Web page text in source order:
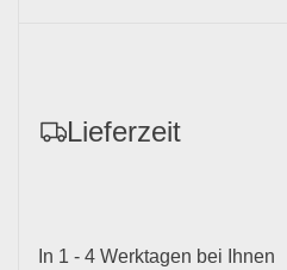
Lieferzeit
In 1 - 4 Werktagen bei Ihnen